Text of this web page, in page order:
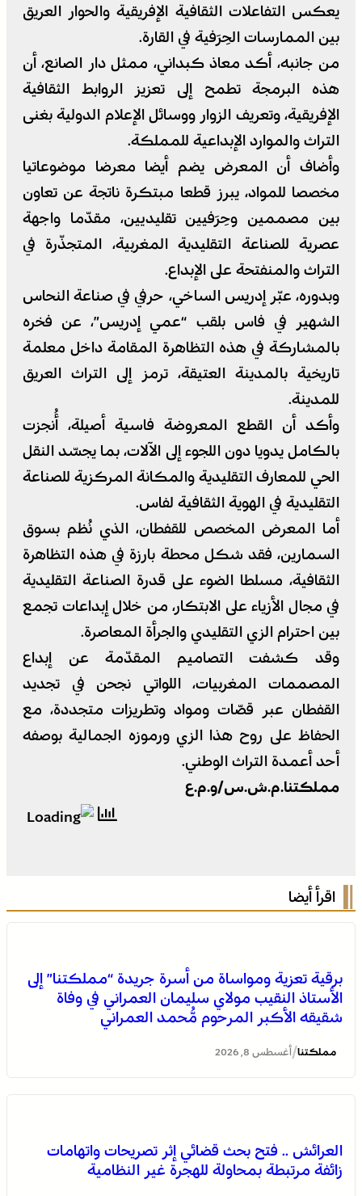
يعكس التفاعلات الثقافية الإفريقية والحوار العريق
بين الممارسات الحِرَفية في القارة.
من جانبه، أكد معاذ كبداني، ممثل دار الصانع، أن
هذه البرمجة تطمح إلى تعزيز الروابط الثقافية
الإفريقية، وتعريف الزوار ووسائل الإعلام الدولية بغنى
التراث والموارد الإبداعية للمملكة.
وأضاف أن المعرض يضم أيضا معرضا موضوعاتيا
مخصصا للمواد، يبرز قطعا مبتكرة ناتجة عن تعاون
بين مصممين وحِرَفيين تقليديين، مقدّما واجهة
عصرية للصناعة التقليدية المغربية، المتجذّرة في
التراث والمنفتحة على الإبداع.
وبدوره، عبّر إدريس الساخي، حرفي في صناعة النحاس
الشهير في فاس بلقب “عمي إدريس”، عن فخره
بالمشاركة في هذه التظاهرة المقامة داخل معلمة
تاريخية بالمدينة العتيقة، ترمز إلى التراث العريق
للمدينة.
وأكد أن القطع المعروضة فاسية أصيلة، أُنجزت
بالكامل يدويا دون اللجوء إلى الآلات، بما يجسّد النقل
الحي للمعارف التقليدية والمكانة المركزية للصناعة
التقليدية في الهوية الثقافية لفاس.
أما المعرض المخصص للقفطان، الذي نُظم بسوق
السمارين، فقد شكل محطة بارزة في هذه التظاهرة
الثقافية، مسلطا الضوء على قدرة الصناعة التقليدية
في مجال الأزياء على الابتكار، من خلال إبداعات تجمع
بين احترام الزي التقليدي والجرأة المعاصرة.
وقد كشفت التصاميم المقدّمة عن إبداع
المصممات المغربيات، اللواتي نجحن في تجديد
القفطان عبر قصّات ومواد وتطريزات متجددة، مع
الحفاظ على روح هذا الزي ورموزه الجمالية بوصفه
أحد أعمدة التراث الوطني.
مملكتنا.م.ش.س/و.م.ع
اقرأ أيضا
برقية تعزية ومواساة من أسرة جريدة “مملكتنا” إلى
الأستاذ النقيب مولاي سليمان العمراني في وفاة
شقيقه الأكبر المرحوم مُّحمد العمراني
مملكتنا/ أغسطس 8, 2026
العرائش .. فتح بحث قضائي إثر تصريحات واتهامات
زائفة مرتبطة بمحاولة للهجرة غير النظامية